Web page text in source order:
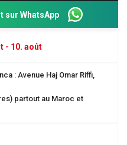
sur WhatsApp
- 10. août
: Avenue Haj Omar Riffi,
partout au Maroc et